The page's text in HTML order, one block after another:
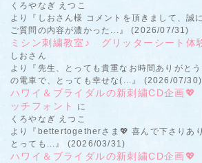
くろやなぎ えつこ
より『しおさん様 コメントを頂きまして、誠
ご質問の内容が濃かった...』 (2026/07/31)
ミシン刺繍教室♪ グリッターシート
しおさん
より『先生、とっても貴重なお時間ありがと
の電車で、とっても幸せな(...』 (2026/07/30)
ハワイ＆ブライダルの新刺繍CD企画
ッチフォント
に
くろやなぎ えつこ
より『bettertogetherさま💖 喜んで下さりあ
とっても...』 (2026/03/31)
ハワイ＆ブライダルの新刺繍CD企画